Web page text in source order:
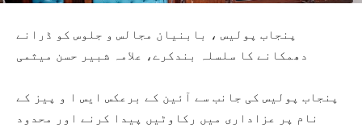
پنجاب پولیس ، بابنیان مجالس و جلوس کو ڈرانے
دھمکانے کا سلسلہ بندکرے، علامہ شبیر حسن میثمی
پنجاب پولیس کی جانب سے آئین کے برعکس ایس ا و پیز کے
نام پر عزاداری میں رکاوٹیں پیدا کرنے اور محدود